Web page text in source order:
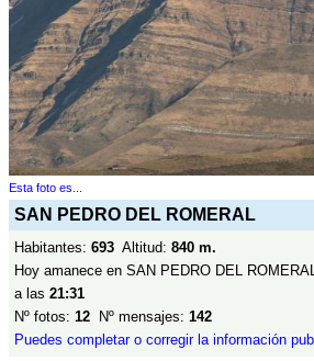
Esta foto es...
SAN PEDRO DEL ROMERAL
Habitantes: 693 Altitud: 840 m.
Hoy amanece en SAN PEDRO DEL
a las 21:31
Nº fotos: 12 Nº mensajes: 142
Puedes completar o corregir la información